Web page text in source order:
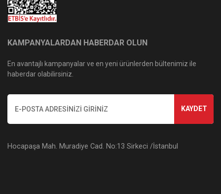
KAMPANYALARDAN HABERDAR OLUN
En avantajlı kampanyalar ve en yeni ürünlerden bültenimiz ile
haberdar olabilirsiniz.
KAYDET
Hocapaşa Mah. Muradiye Cad. No:13 Sirkeci /İstanbul